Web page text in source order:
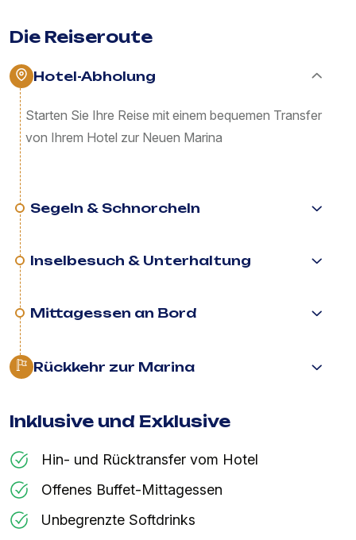
Die Reiseroute
Hotel-Abholung
Starten Sie Ihre Reise mit einem bequemen Transfer
von Ihrem Hotel zur Neuen Marina
Segeln & Schnorcheln
Inselbesuch & Unterhaltung
Mittagessen an Bord
Rückkehr zur Marina
Inklusive und Exklusive
Hin- und Rücktransfer vom Hotel
Offenes Buffet-Mittagessen
Unbegrenzte Softdrinks